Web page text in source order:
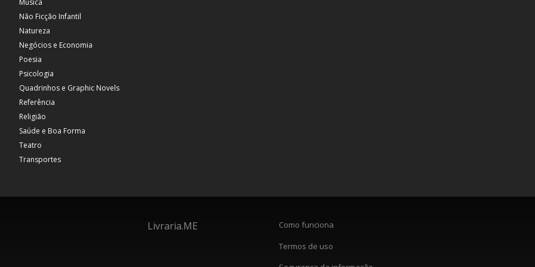
Música
Não Ficção Infantil
Natureza
Negócios e Economia
Poesia
Psicologia
Quadrinhos e Graphic Novels
Referência
Religião
Saúde e Boa Forma
Teatro
Transportes
Livraria.ME
Como funciona
Termos de uso